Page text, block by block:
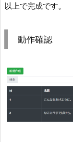
以上で完成です。
動作確認